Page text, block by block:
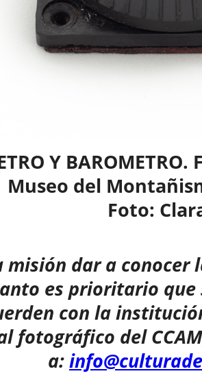
Y
Museo del
Foto:
misión dar a
es prioritario
con la
fotográfico del
a: